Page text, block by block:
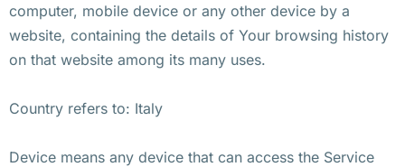
computer, mobile device or any other device by a
website, containing the details of Your browsing history
on that website among its many uses.
Country refers to: Italy
Device means any device that can access the Service